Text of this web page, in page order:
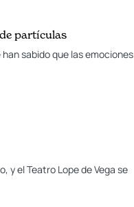
partículas
sabido que las emociones
y el Teatro Lope de Vega se